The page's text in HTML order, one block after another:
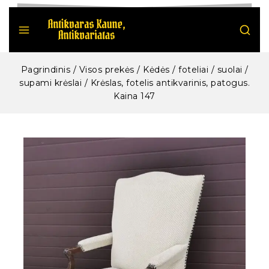
Pagrindinis / Visos prekės / Kėdės / foteliai / suolai /
supami krėslai / Krėslas, fotelis antikvarinis, patogus.
Kaina 147